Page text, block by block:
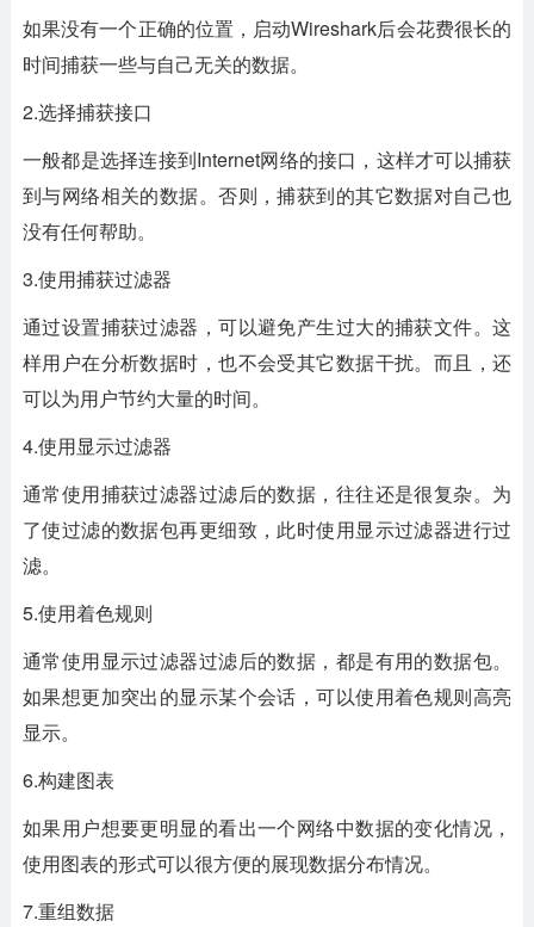
如果没有一个正确的位置，启动Wireshark后会花费很长的
时间捕获一些与自己无关的数据。
2.选择捕获接口
一般都是选择连接到Internet网络的接口，这样才可以捕获
到与网络相关的数据。否则，捕获到的其它数据对自己也
没有任何帮助。
3.使用捕获过滤器
通过设置捕获过滤器，可以避免产生过大的捕获文件。这
样用户在分析数据时，也不会受其它数据干扰。而且，还
可以为用户节约大量的时间。
4.使用显示过滤器
通常使用捕获过滤器过滤后的数据，往往还是很复杂。为
了使过滤的数据包再更细致，此时使用显示过滤器进行过
滤。
5.使用着色规则
通常使用显示过滤器过滤后的数据，都是有用的数据包。
如果想更加突出的显示某个会话，可以使用着色规则高亮
显示。
6.构建图表
如果用户想要更明显的看出一个网络中数据的变化情况，
使用图表的形式可以很方便的展现数据分布情况。
7.重组数据